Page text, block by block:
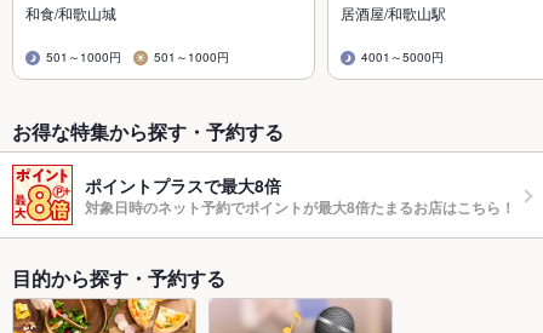
和食/和歌山城
501～1000円 501～1000円
居酒屋/和歌山駅
4001～5000円
お得な特集から探す・予約する
ポイントプラスで最大8倍
対象日時のネット予約でポイントが最大8倍たまるお店はこちら！
目的から探す・予約する